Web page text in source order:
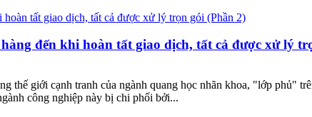
đến khi hoàn tất giao dịch, tất cả được xử lý
thế giới cạnh tranh của ngành quang học nhãn khoa, "lớp phủ"
công nghiệp này bị chi phối bởi...